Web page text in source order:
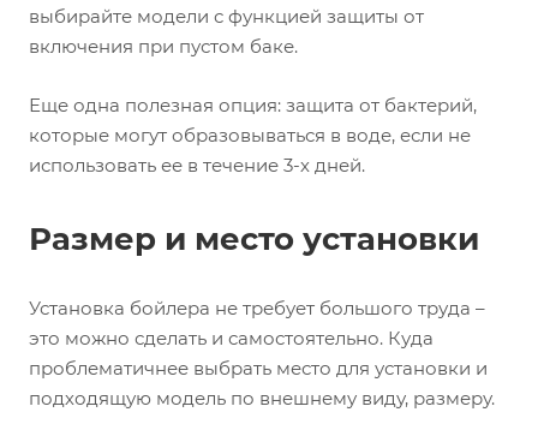
выбирайте модели с функцией защиты от
включения при пустом баке.
Еще одна полезная опция: защита от бактерий,
которые могут образовываться в воде, если не
использовать ее в течение 3-х дней.
Размер и место установки
Установка бойлера не требует большого труда –
это можно сделать и самостоятельно. Куда
проблематичнее выбрать место для установки и
подходящую модель по внешнему виду, размеру.